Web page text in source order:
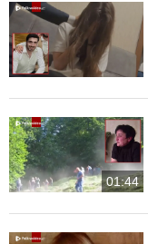
01:44